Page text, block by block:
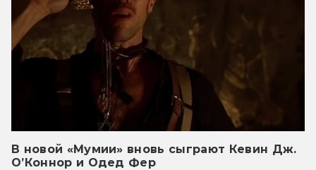
В новой «Мумии» вновь сыграют Кевин Дж.
О’Коннор и Одед Фер